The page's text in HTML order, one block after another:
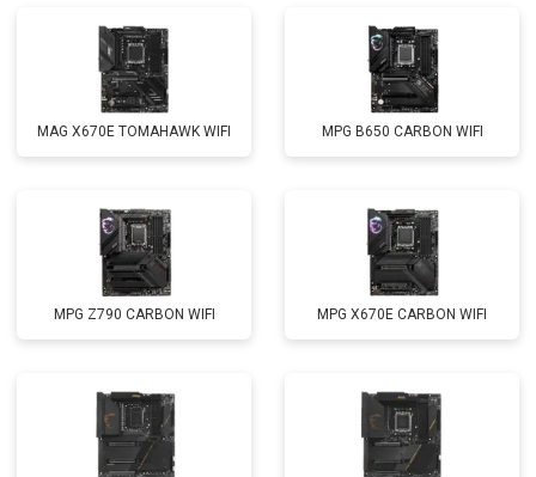
MAG X670E TOMAHAWK WIFI MPG B650 CARBON WIFI
MPG Z790 CARBON WIFI MPG X670E CARBON WIFI